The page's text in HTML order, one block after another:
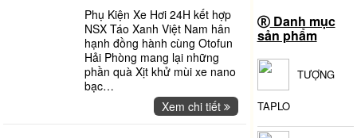
Phụ Kiện Xe Hơi 24H kết hợp
NSX Táo Xanh Việt Nam hân
hạnh đồng hành cùng Otofun
Hải Phòng mang lại những
phần quà Xịt khử mùi xe nano
bạc…
Xem chi tiết
Danh mục
sản phẩm
TƯỢNG
TAPLO